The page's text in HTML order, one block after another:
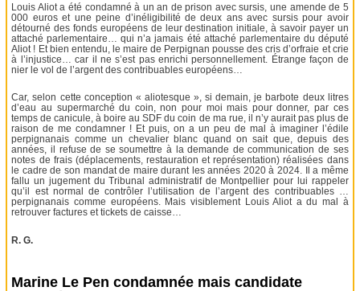
Louis Aliot a été condamné à un an de prison avec sursis, une amende de 5
000 euros et une peine d’inéligibilité de deux ans avec sursis pour avoir
détourné des fonds européens de leur destination initiale, à savoir payer un
attaché parlementaire… qui n’a jamais été attaché parlementaire du député
Aliot ! Et bien entendu, le maire de Perpignan pousse des cris d’orfraie et crie
à l’injustice… car il ne s’est pas enrichi personnellement. Étrange façon de
nier le vol de l’argent des contribuables européens…
Car, selon cette conception « aliotesque », si demain, je barbote deux litres
d’eau au supermarché du coin, non pour moi mais pour donner, par ces
temps de canicule, à boire au SDF du coin de ma rue, il n’y aurait pas plus de
raison de me condamner ! Et puis, on a un peu de mal à imaginer l’édile
perpignanais comme un chevalier blanc quand on sait que, depuis des
années, il refuse de se soumettre à la demande de communication de ses
notes de frais (déplacements, restauration et représentation) réalisées dans
le cadre de son mandat de maire durant les années 2020 à 2024. Il a même
fallu un jugement du Tribunal administratif de Montpellier pour lui rappeler
qu’il est normal de contrôler l’utilisation de l’argent des contribuables …
perpignanais comme européens. Mais visiblement Louis Aliot a du mal à
retrouver factures et tickets de caisse…
R. G.
Marine Le Pen condamnée mais candidate